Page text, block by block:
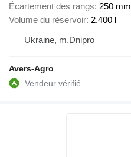
Écartement des rangs 250 mm
Volume du réservoir 2.400 l
Ukraine, m.Dnipro
Avers-Agro